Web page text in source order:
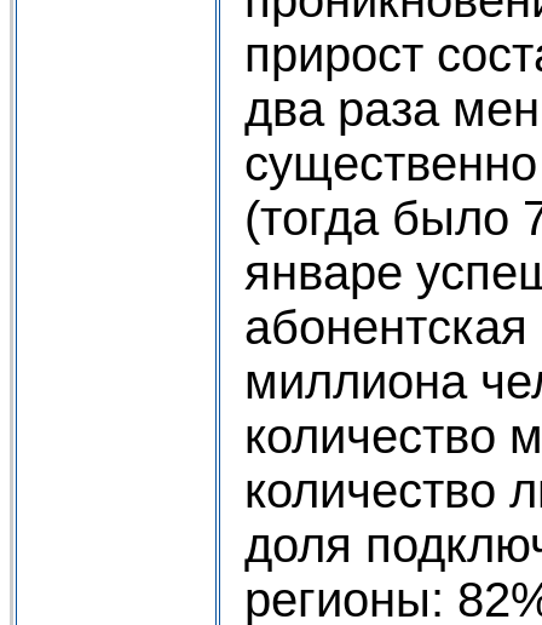
прирост
два раза
(тогда было
январе
миллиона
количество
количество
доля
регионы: